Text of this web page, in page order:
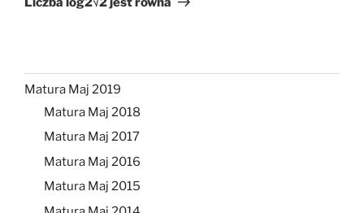
Matura Maj 2019
Matura Maj 2018
Matura Maj 2017
Matura Maj 2016
Matura Maj 2015